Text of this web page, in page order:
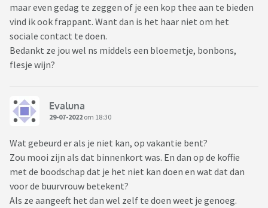
maar even gedag te zeggen of je een kop thee aan te bieden
vind ik ook frappant. Want dan is het haar niet om het
sociale contact te doen.
Bedankt ze jou wel ns middels een bloemetje, bonbons,
flesje wijn?
Evaluna
29-07-2022 om 18:30
Wat gebeurd er als je niet kan, op vakantie bent?
Zou mooi zijn als dat binnenkort was. En dan op de koffie
met de boodschap dat je het niet kan doen en wat dat dan
voor de buurvrouw betekent?
Als ze aangeeft het dan wel zelf te doen weet je genoeg.